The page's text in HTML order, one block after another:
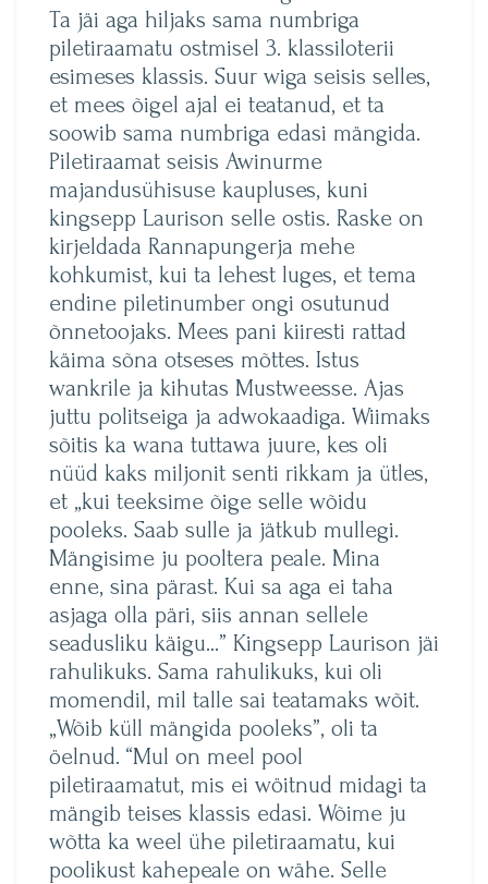
Ta jäi aga hiljaks sama numbriga
piletiraamatu ostmisel 3. klassiloterii
esimeses klassis. Suur wiga seisis selles,
et mees õigel ajal ei teatanud, et ta
soowib sama numbriga edasi mängida.
Piletiraamat seisis Awinurme
majandusühisuse kaupluses, kuni
kingsepp Laurison selle ostis. Raske on
kirjeldada Rannapungerja mehe
kohkumist, kui ta lehest luges, et tema
endine piletinumber ongi osutunud
õnnetoojaks. Mees pani kiiresti rattad
käima sõna otseses mõttes. Istus
wankrile ja kihutas Mustweesse. Ajas
juttu politseiga ja adwokaadiga. Wiimaks
sõitis ka wana tuttawa juure, kes oli
nüüd kaks miljonit senti rikkam ja ütles,
et „kui teeksime õige selle wõidu
pooleks. Saab sulle ja jätkub mullegi.
Mängisime ju pooltera peale. Mina
enne, sina pärast. Kui sa aga ei taha
asjaga olla päri, siis annan sellele
seadusliku käigu…” Kingsepp Laurison jäi
rahulikuks. Sama rahulikuks, kui oli
momendil, mil talle sai teatamaks wõit.
„Wõib küll mängida pooleks”, oli ta
öelnud. “Mul on meel pool
piletiraamatut, mis ei wöitnud midagi ta
mängib teises klassis edasi. Wõime ju
wõtta ka weel ühe piletiraamatu, kui
poolikust kahepeale on wähe. Selle